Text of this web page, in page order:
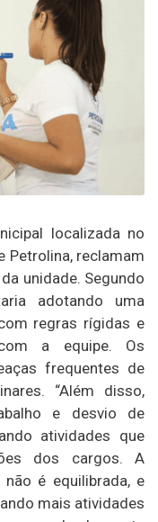
localizada no
Petrolina, reclamam
unidade. Segundo
adotando uma
regras rígidas e
a equipe. Os
frequentes de
“Além disso,
e desvio de
atividades que
dos cargos. A
é equilibrada, e
mais atividades